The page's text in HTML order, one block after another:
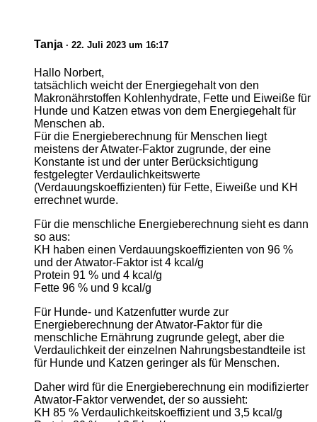
Tanja · 22. Juli 2023 um 16:17
Hallo Norbert,
tatsächlich weicht der Energiegehalt von den
Makronährstoffen Kohlenhydrate, Fette und Eiweiße für
Hunde und Katzen etwas von dem Energiegehalt für
Menschen ab.
Für die Energieberechnung für Menschen liegt
meistens der Atwater-Faktor zugrunde, der eine
Konstante ist und der unter Berücksichtigung
festgelegter Verdaulichkeitswerte
(Verdauungskoeffizienten) für Fette, Eiweiße und KH
errechnet wurde.
Für die menschliche Energieberechnung sieht es dann
so aus:
KH haben einen Verdauungskoeffizienten von 96 %
und der Atwator-Faktor ist 4 kcal/g
Protein 91 % und 4 kcal/g
Fette 96 % und 9 kcal/g
Für Hunde- und Katzenfutter wurde zur
Energieberechnung der Atwator-Faktor für die
menschliche Ernährung zugrunde gelegt, aber die
Verdaulichkeit der einzelnen Nahrungsbestandteile ist
für Hunde und Katzen geringer als für Menschen.
Daher wird für die Energieberechnung ein modifizierter
Atwator-Faktor verwendet, der so aussieht:
KH 85 % Verdaulichkeitskoeffizient und 3,5 kcal/g